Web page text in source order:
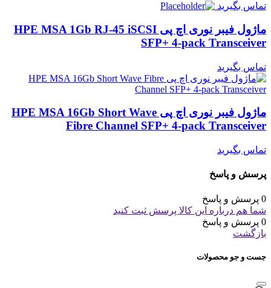
تماس بگیرید
ماژول فیبر نوری اچ پی HPE MSA 1Gb RJ-45 iSCSI
SFP+ 4-pack Transceiver
تماس بگیرید
ماژول فیبر نوری اچ پی HPE MSA 16Gb Short Wave
Fibre Channel SFP+ 4-pack Transceiver
تماس بگیرید
پرسش و پاسخ
0 پرسش و پاسخ
شما هم درباره این کالا پرسش ثبت کنید
0 پرسش و پاسخ
بازگشت
جست و جو محصولات